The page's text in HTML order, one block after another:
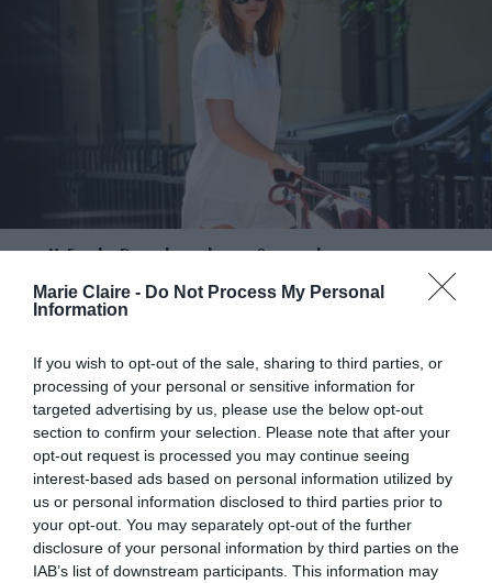
Marie Claire - Do Not Process My Personal
Information
If you wish to opt-out of the sale, sharing to third parties, or
processing of your personal or sensitive information for
targeted advertising by us, please use the below opt-out
section to confirm your selection. Please note that after your
opt-out request is processed you may continue seeing
interest-based ads based on personal information utilized by
us or personal information disclosed to third parties prior to
your opt-out. You may separately opt-out of the further
disclosure of your personal information by third parties on the
IAB’s list of downstream participants. This information may
H Emily Ratajkowski συνδυάζει boxer σορτς με
μπότες
By Mcteam
ADVERTISEMENT - CONTINUE READING BELOW